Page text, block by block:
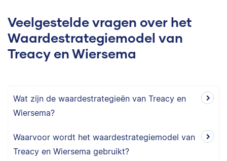
Veelgestelde vragen over het
Waardestrategiemodel van
Treacy en Wiersema
Wat zijn de waardestrategieën van Treacy en
Wiersema?
Waarvoor wordt het waardestrategiemodel van
Treacy en Wiersema gebruikt?